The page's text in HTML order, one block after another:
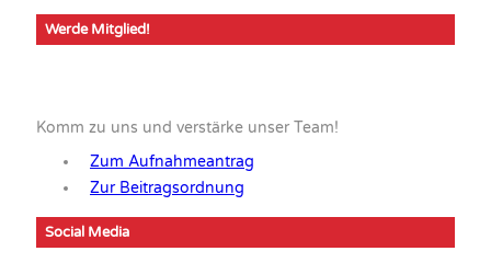
Werde Mitglied!
Komm zu uns und verstärke unser Team!
Zum Aufnahmeantrag
Zur Beitragsordnung
Social Media